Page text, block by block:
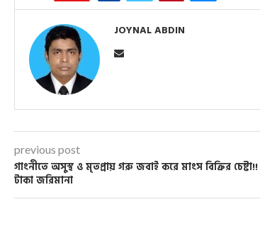
JOYNAL ABDIN
previous post
গাংনীতে অসুস্থ ও মৃতপ্রায় গরু জবাই করে মাংস বিক্রির
টাকা জরিমানা